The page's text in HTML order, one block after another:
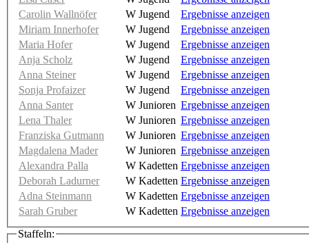
Carolin Wallnöfer
W Jugend
Ergebnisse anzeigen
Miriam Innerhofer
W Jugend
Ergebnisse anzeigen
Maria Hofer
W Jugend
Ergebnisse anzeigen
Anja Scholz
W Jugend
Ergebnisse anzeigen
Anna Steiner
W Jugend
Ergebnisse anzeigen
Sonja Profaizer
W Jugend
Ergebnisse anzeigen
Anna Santer
W Junioren Ergebnisse anzeigen
Lena Thaler
W Junioren Ergebnisse anzeigen
Franziska Gutmann
W Junioren Ergebnisse anzeigen
Magdalena Mader
W Junioren Ergebnisse anzeigen
Alexandra Palla
W Kadetten Ergebnisse anzeigen
Deborah Ladurner
W Kadetten Ergebnisse anzeigen
Adna Steinmann
W Kadetten Ergebnisse anzeigen
Sarah Gruber
W Kadetten Ergebnisse anzeigen
Staffeln: